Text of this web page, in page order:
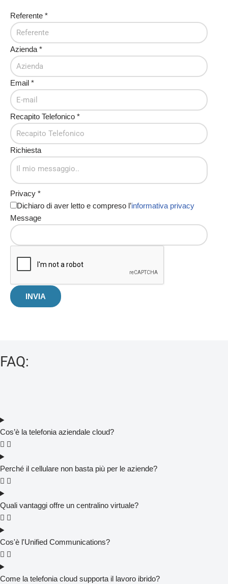
Referente *
Azienda *
Email *
Recapito Telefonico *
Richiesta
Privacy *
Dichiaro di aver letto e compreso l’informativa privacy
Message
INVIA
FAQ:
Cos’è la telefonia aziendale cloud?
Perché il cellulare non basta più per le aziende?
Quali vantaggi offre un centralino virtuale?
Cos'è l'Unified Communications?
Come la telefonia cloud supporta il lavoro ibrido?